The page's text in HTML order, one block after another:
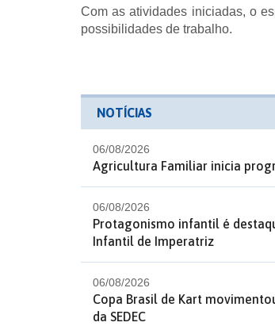
Com as atividades iniciadas, o
possibilidades de trabalho.
NOTÍCIAS
06/08/2026
Agricultura Familiar inicia
06/08/2026
Protagonismo infantil é
Infantil de Imperatriz
06/08/2026
Copa Brasil de Kart
da SEDEC